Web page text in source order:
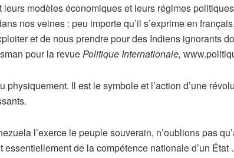
modèles économiques et leurs régimes
nos veines : peu importe qu’il s’exprime en
et de nous prendre pour des Indiens ignorants
pour la revuePolitique Internationale,
Il est le symbole et l’action d’une
l’exerce le peuple souverain, n’oublions pas
de la compétence nationale d’un